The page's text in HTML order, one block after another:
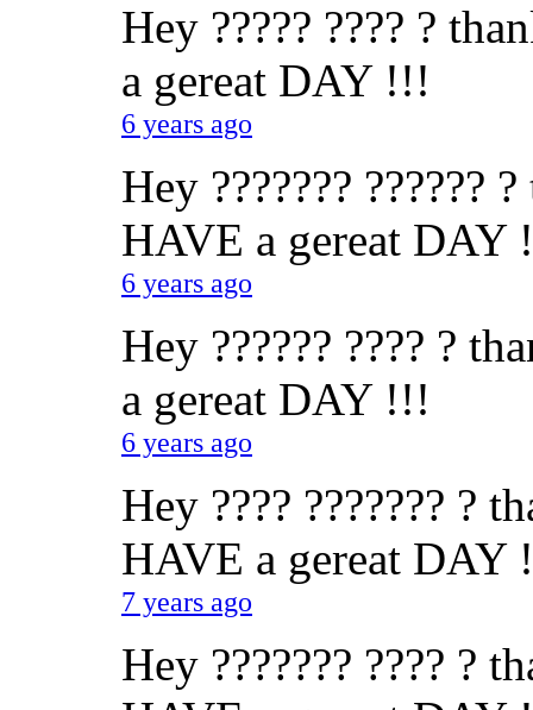
Hey ????? ???? ?
a gereat DAY !!!
6 years ago
Hey ???????
HAVE a gereat DAY
6 years ago
Hey ?????? ???? ?
a gereat DAY !!!
6 years ago
Hey ???? ??????? ?
HAVE a gereat DAY
7 years ago
Hey ??????? ???? ?